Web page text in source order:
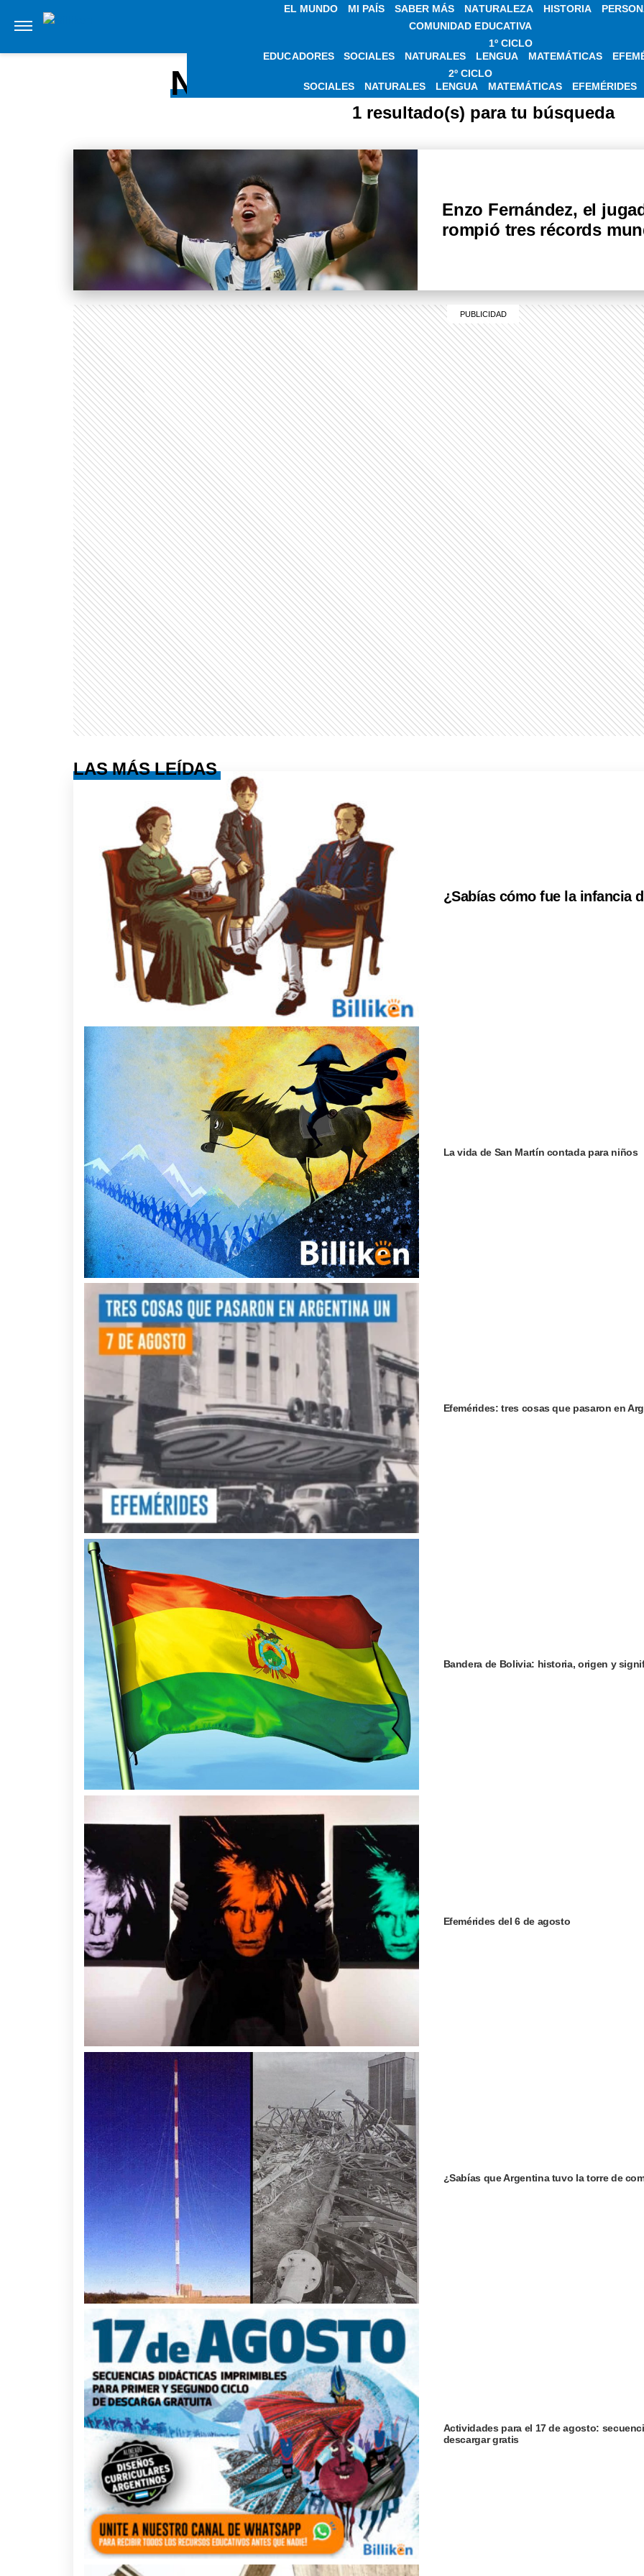
EL MUNDO MI PAÍS SABER MÁS NATURALEZA HISTORIA
COMUNIDAD EDUCATIVA
EDUCADORES
1º CICLO
SOCIALES
NATURALES LENGUA MATEMÁTICAS
2º CICLO
SOCIALES
NATURALES LENGUA MATEMÁTICAS EFEMÉRIDES
NOTICIAS SOBRE ENZO
1 resultado(s) para tu búsqueda
Enzo Fernández, el
rompió tres récords
LAS MÁS LEÍDAS
¿Sabías cómo fue la infancia
La vida de San Martín contada para niños
Efemérides: tres cosas que pasaron en
Bandera de Bolivia: historia, origen y
Efemérides del 6 de agosto
¿Sabías que Argentina tuvo la torre de
Actividades para el 17 de agosto:
descargar gratis